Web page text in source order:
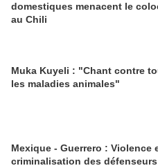
domestiques menacent le
au Chili
Muka Kuyeli : "Chant contre
les maladies animales"
Mexique - Guerrero : Violence
criminalisation des défenseurs